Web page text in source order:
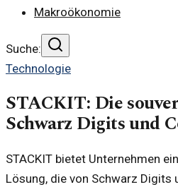
Makroökonomie
Suche:
Technologie
STACKIT: Die
Schwarz Digits und
STACKIT bietet Unternehmen
Lösung, die von Schwarz Digits